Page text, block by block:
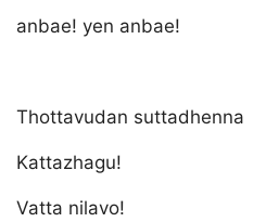
anbae! yen anbae!
Thottavudan suttadhenna
Kattazhagu!
Vatta nilavo!